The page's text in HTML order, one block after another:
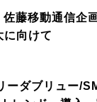
佐藤移動通信企
に向けて
ーダブリュー/